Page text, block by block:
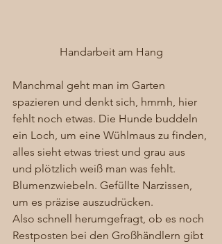
Handarbeit am Hang
Manchmal geht man im Garten
spazieren und denkt sich, hmmh, hier
fehlt noch etwas. Die Hunde buddeln
ein Loch, um eine Wühlmaus zu finden,
alles sieht etwas triest und grau aus
und plötzlich weiß man was fehlt.
Blumenzwiebeln. Gefüllte Narzissen,
um es präzise auszudrücken.
Also schnell herumgefragt, ob es noch
Restposten bei den Großhändlern gibt